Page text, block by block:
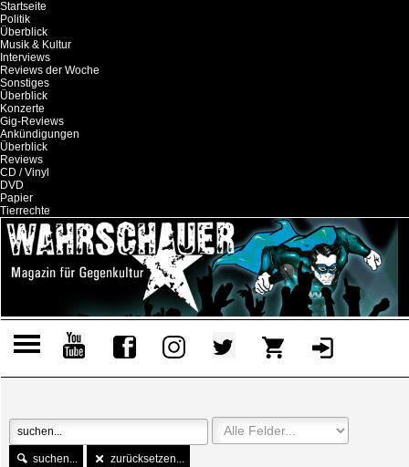
Startseite
Politik
Überblick
Musik & Kultur
Interviews
Reviews der Woche
Sonstiges
Überblick
Konzerte
Gig-Reviews
Ankündigungen
Überblick
Reviews
CD / Vinyl
DVD
Papier
Tierrechte
suchen... zurücksetzen...